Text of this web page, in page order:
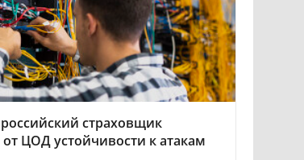
страховщик
ЦОД устойчивости к атакам